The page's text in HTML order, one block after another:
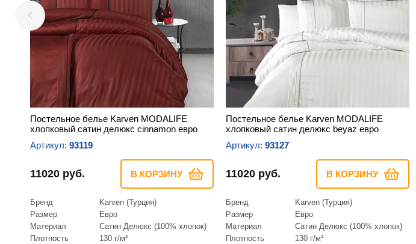
Постельное белье Karven MODALIFE
хлопковый сатин делюкс сinnamon евро
Артикул: 93119
11020 руб. В КОРЗИНУ
Бренд
Karven (Турция)
Размер
Евро
Материал
Сатин Делюкс (100% хлопок)
Плотность
130 г/м²
Постельное белье Karven MODALIFE
хлопковый сатин делюкс beyaz евро
Артикул: 93127
11020 руб. В КОРЗИНУ
Бренд
Karven (Турция)
Размер
Евро
Материал
Сатин Делюкс (100% хлопок)
Плотность
130 г/м²